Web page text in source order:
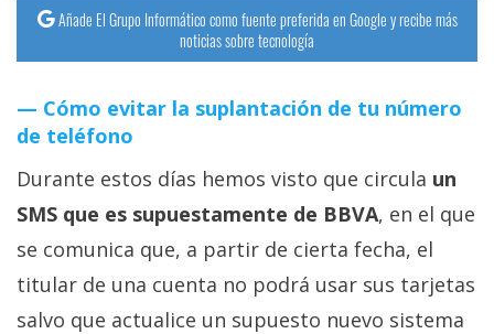
Añade El Grupo Informático como fuente preferida en Google y recibe más
noticias sobre tecnología
Cómo evitar la suplantación de tu número
de teléfono
Durante estos días hemos visto que circula un
SMS que es supuestamente de BBVA, en el que
se comunica que, a partir de cierta fecha, el
titular de una cuenta no podrá usar sus tarjetas
salvo que actualice un supuesto nuevo sistema